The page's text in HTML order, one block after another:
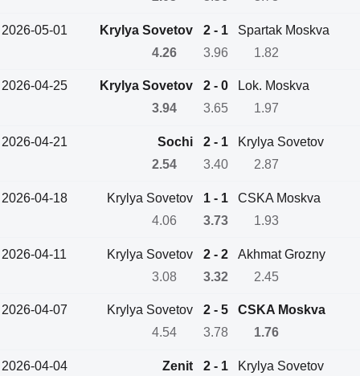
2026-05-01 Krylya Sovetov 2 - 1
Spartak Moskva
4.26
3.96 1.82
2026-04-25 Krylya Sovetov 2 - 0
Lok. Moskva
3.94
3.65 1.97
2026-04-21 Sochi 2 - 1
Krylya Sovetov
2.54
3.40 2.87
2026-04-18 Krylya Sovetov 1 - 1
CSKA Moskva
4.06
3.73 1.93
2026-04-11 Krylya Sovetov 2 - 2
Akhmat Grozny
3.08
3.32 2.45
2026-04-07 Krylya Sovetov 2 - 5
CSKA Moskva
4.54
3.78 1.76
2026-04-04 Zenit 2 - 1
Krylya Sovetov